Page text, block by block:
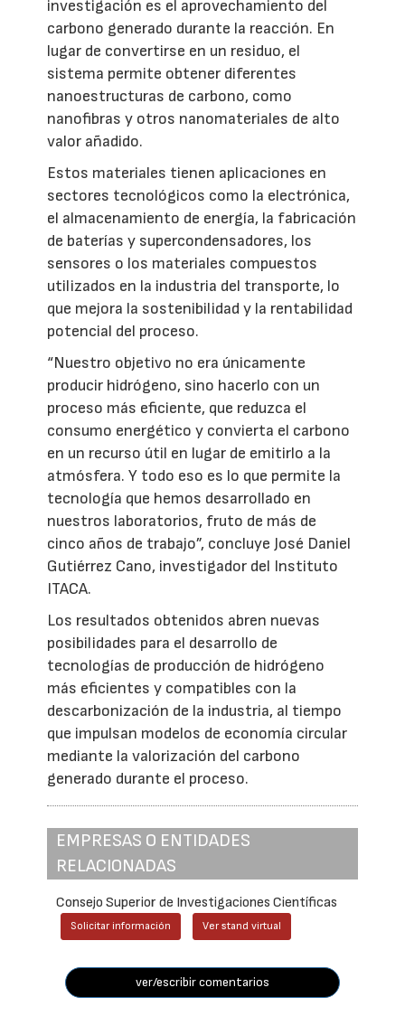
investigación es el aprovechamiento del
carbono generado durante la reacción. En
lugar de convertirse en un residuo, el
sistema permite obtener diferentes
nanoestructuras de carbono, como
nanofibras y otros nanomateriales de alto
valor añadido.
Estos materiales tienen aplicaciones en
sectores tecnológicos como la electrónica,
el almacenamiento de energía, la fabricación
de baterías y supercondensadores, los
sensores o los materiales compuestos
utilizados en la industria del transporte, lo
que mejora la sostenibilidad y la rentabilidad
potencial del proceso.
“Nuestro objetivo no era únicamente
producir hidrógeno, sino hacerlo con un
proceso más eficiente, que reduzca el
consumo energético y convierta el carbono
en un recurso útil en lugar de emitirlo a la
atmósfera. Y todo eso es lo que permite la
tecnología que hemos desarrollado en
nuestros laboratorios, fruto de más de
cinco años de trabajo”, concluye José Daniel
Gutiérrez Cano, investigador del Instituto
ITACA.
Los resultados obtenidos abren nuevas
posibilidades para el desarrollo de
tecnologías de producción de hidrógeno
más eficientes y compatibles con la
descarbonización de la industria, al tiempo
que impulsan modelos de economía circular
mediante la valorización del carbono
generado durante el proceso.
EMPRESAS O ENTIDADES
RELACIONADAS
Consejo Superior de Investigaciones Científicas
Solicitar información Ver stand virtual
ver/escribir comentarios